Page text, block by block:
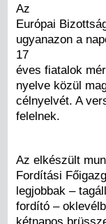
Az
Európai
ugyanazon a
17
éves fiatalok
nyelve közül
célnyelvét. A
felelnek.
Az elkészült
Fordítási
legjobbak –
fordító –
kétnapos